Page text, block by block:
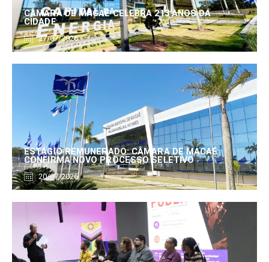
CÂMARA DE MACAÉ CELEBRA 213 ANOS DA
CIDADE
27/07/2026
ESTÁGIO REMUNERADO: CÂMARA DE MACAÉ
CONFIRMA NOVO PROCESSO SELETIVO
20/07/2026